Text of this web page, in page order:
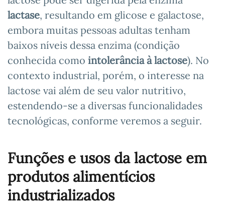
lactase, resultando em glicose e galactose,
embora muitas pessoas adultas tenham
baixos níveis dessa enzima (condição
conhecida como intolerância à lactose). No
contexto industrial, porém, o interesse na
lactose vai além de seu valor nutritivo,
estendendo-se a diversas funcionalidades
tecnológicas, conforme veremos a seguir.
Funções e usos da lactose em
produtos alimentícios
industrializados